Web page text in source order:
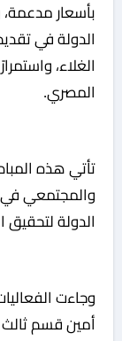
بأسعار
الدولة في
الغلاء،
المصري.
تأتي هذه
والمجتمعي في
الدولة لتحقيق
وجاءت
أمين قسم ثالث